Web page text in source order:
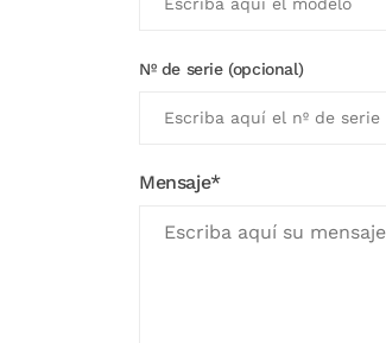
Nº de serie (opcional)
Mensaje*